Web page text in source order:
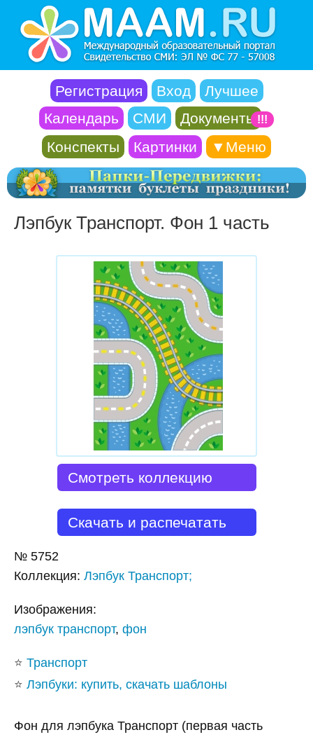
Регистрация Вход
Лучшее
Календарь
СМИ Документы !!!
Конспекты Картинки ▼Меню
Лэпбук Транспорт. Фон 1 часть
Смотреть коллекцию
Скачать и распечатать
№ 5752
Коллекция: Лэпбук Транспорт;
Изображения:
лэпбук транспорт, фон
⭐ Транспорт
⭐ Лэпбуки: купить, скачать шаблоны
Фон для лэпбука Транспорт (первая часть